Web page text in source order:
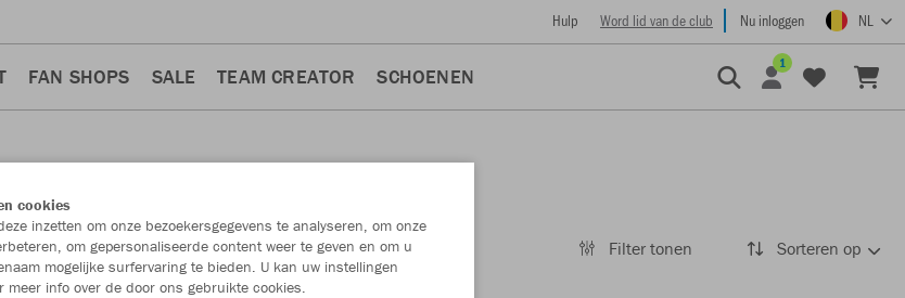
Hulp Word lid van de club Nu inloggen NL
FAN SHOPS SALE TEAM CREATOR SCHOENEN
1
Filter tonen Sorteren op
cookies
inzetten om onze bezoekersgegevens te analyseren, om onze
om gepersonaliseerde content weer te geven en om u
mogelijke surfervaring te bieden. U kan uw instellingen
meer info over de door ons gebruikte cookies.